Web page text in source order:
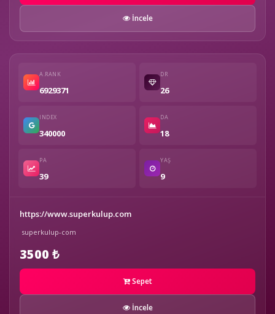
İncele
A.RANK
6929371
DR
26
INDEX
340000
DA
18
PA
39
YAŞ
9
https://www.superkulup.com
superkulup-com
3500 ₺
Sepet
İncele